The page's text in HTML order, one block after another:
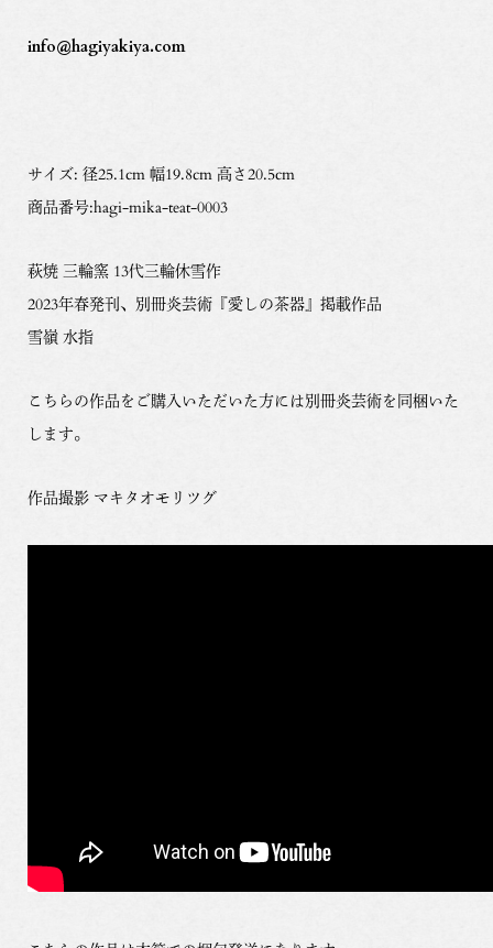
info@hagiyakiya.com
サイズ: 径25.1cm 幅19.8cm 高さ20.5cm
商品番号:hagi-mika-teat-0003
萩焼 三輪窯 13代三輪休雪作
2023年春発刊、別冊炎芸術『愛しの茶器』掲載作品
雪嶺 水指
こちらの作品をご購入いただいた方には別冊炎芸術を同梱いた
します。
作品撮影 マキタオモリツグ